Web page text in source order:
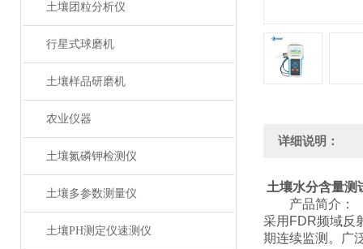
土壤团粒分析仪
行星式球磨机
土壤样品研磨机
农业仪器
土壤氮磷钾检测仪
土壤多参数测量仪
土壤PH测定仪速测仪
详细说明：
土壤水分含量测
产品简介：
采用FDR频域反
期连续监测。广